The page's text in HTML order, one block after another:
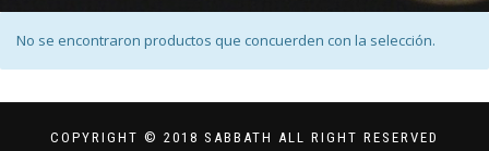
No se encontraron productos que concuerden con la selección.
COPYRIGHT © 2018 SABBATH ALL RIGHT RESERVED